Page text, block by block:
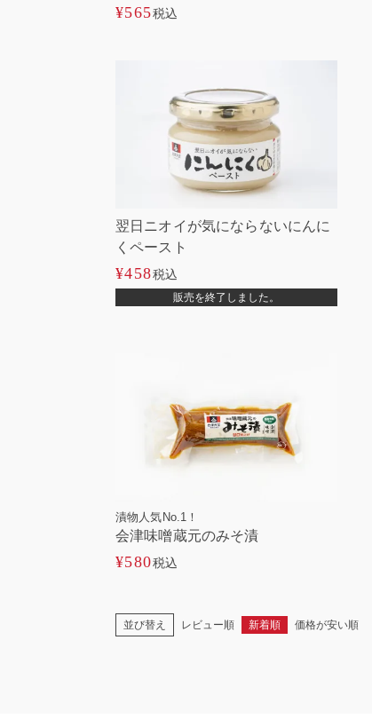
¥565税込
翌日ニオイが気にならないにんに
くペースト
¥458税込
販売を終了しました。
漬物人気No.1！
会津味噌蔵元のみそ漬
¥580税込
並び替え レビュー順 新着順 価格が安い順